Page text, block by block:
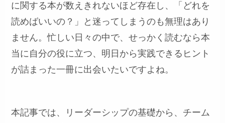
に関する本が数えきれないほど存在し、「どれを
読めばいいの？」と迷ってしまうのも無理はあり
ません。忙しい日々の中で、せっかく読むなら本
当に自分の役に立つ、明日から実践できるヒント
が詰まった一冊に出会いたいですよね。
本記事では、リーダーシップの基礎から、チーム